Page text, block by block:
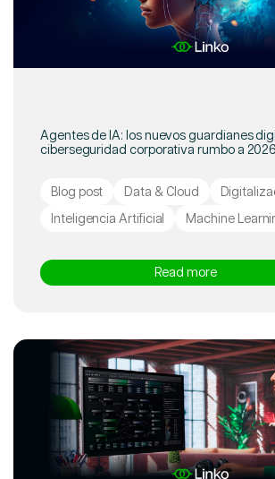
Agentes de IA: los nuevos guardianes
ciberseguridad corporativa rumbo a 2026
Blog post Data & Cloud
Inteligencia Artificial
Machine
Read more